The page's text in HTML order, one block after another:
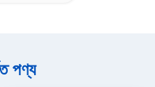
পণ্য